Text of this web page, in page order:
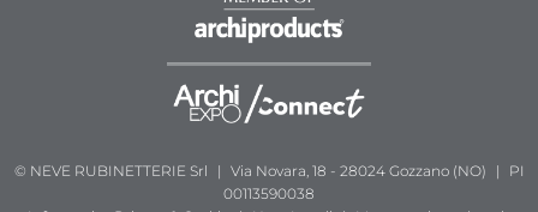
© NEVE RUBINETTERIE Srl | Via Novara, 18 - 28024 Gozzano (NO) |
PI
00113590038